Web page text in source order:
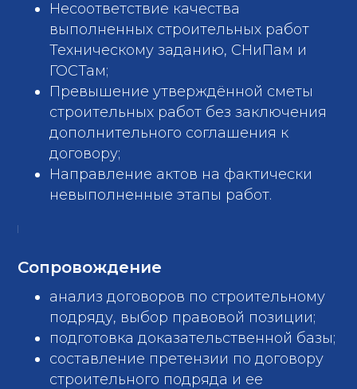
Несоответствие качества
выполненных строительных работ
Техническому заданию, СНиПам и
ГОСТам;
Превышение утверждённой сметы
строительных работ без заключения
дополнительного соглашения к
договору;
Направление актов на фактически
невыполненные этапы работ.
Сопровождение
анализ договоров по строительному
подряду, выбор правовой позиции;
подготовка доказательственной базы;
составление претензии по договору
строительного подряда и ее